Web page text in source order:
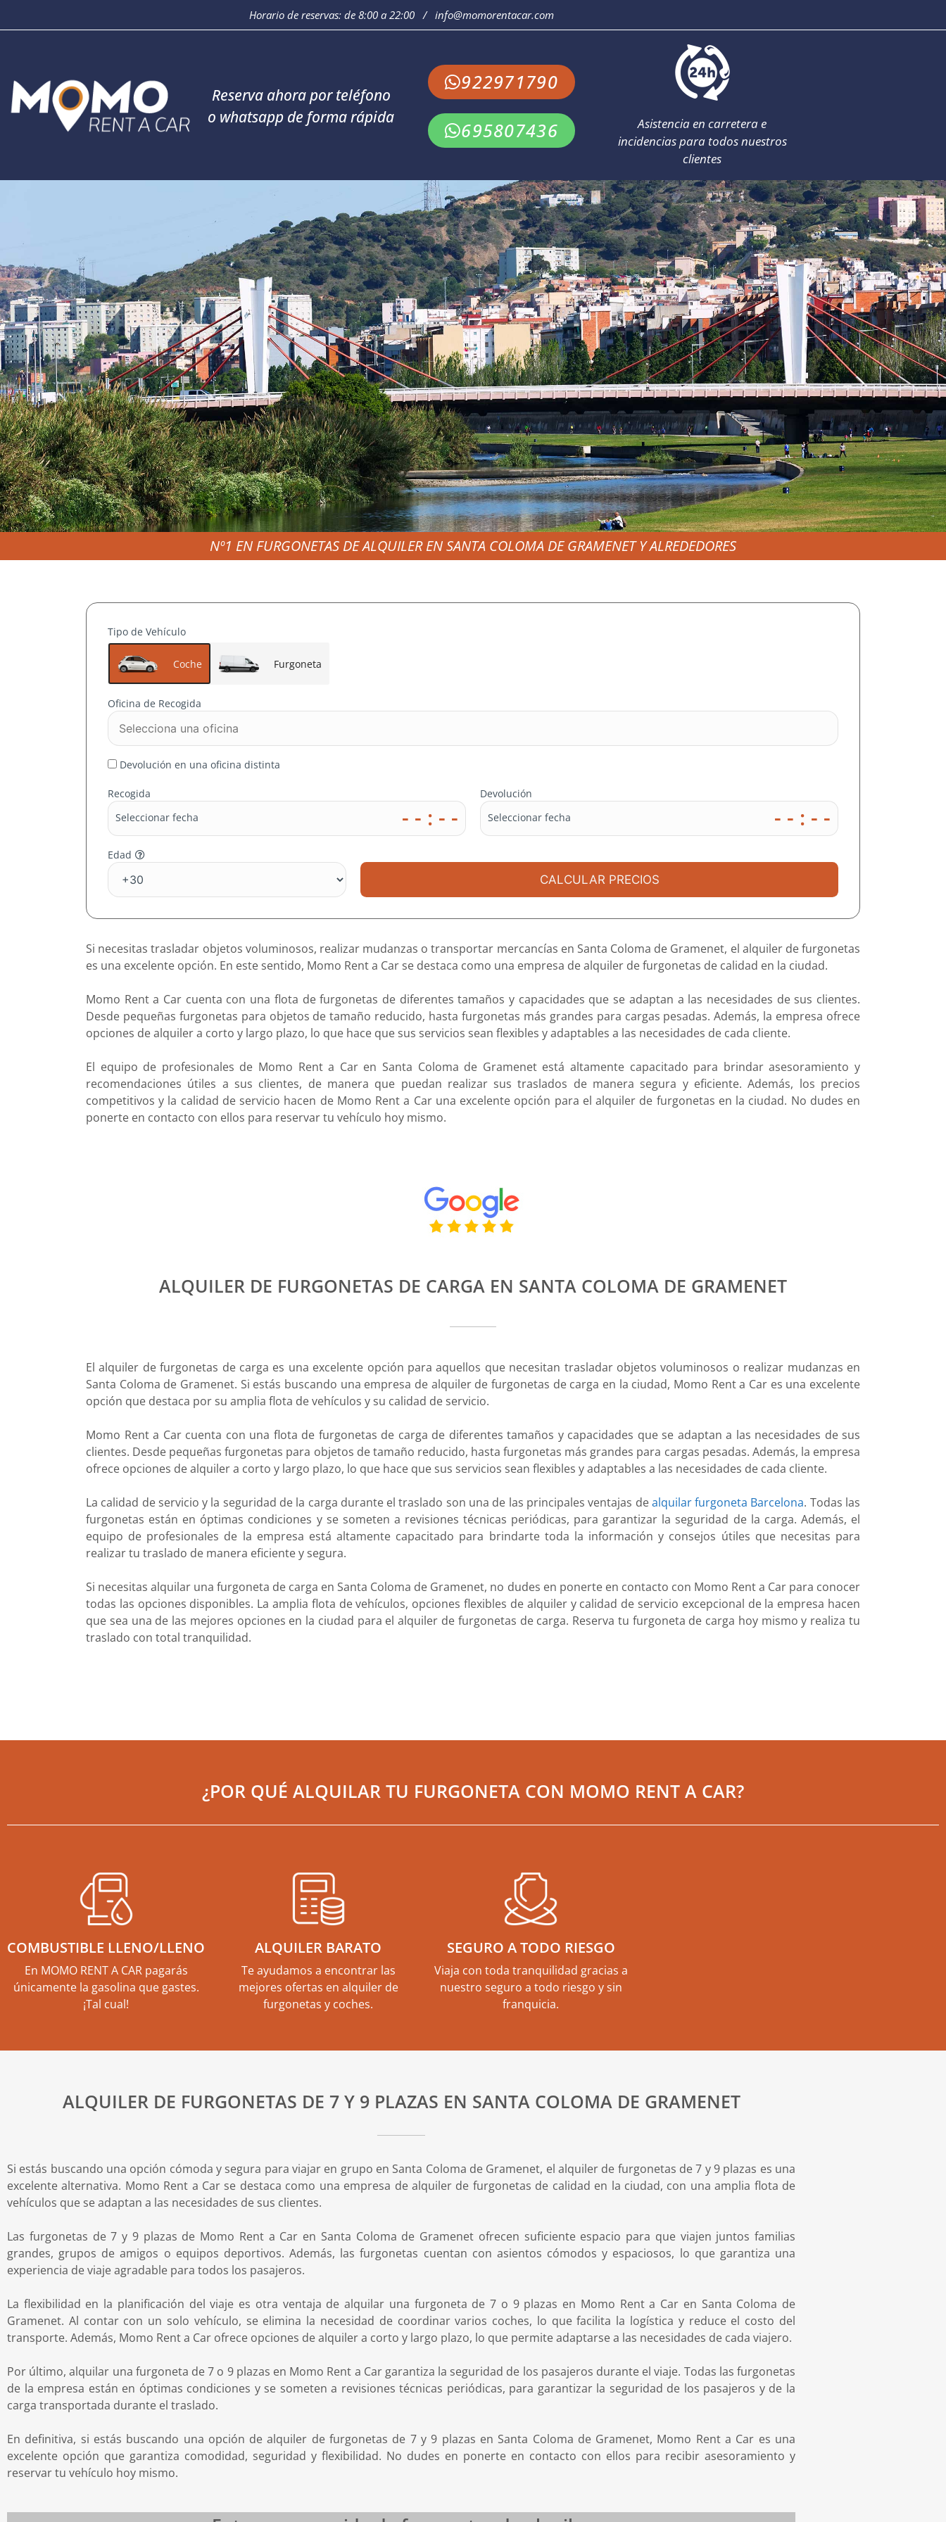
Horario de reservas: de 8:00 a 22:00 / info@momorentacar.com
Reserva ahora por teléfono
o whatsapp de forma rápida
922971790
695807436
Asistencia en carretera e
incidencias para todos nuestros
clientes
Atención al cliente: de 8:00 a 22:00 / info@momorentacar.com
Nº1 EN FURGONETAS DE ALQUILER EN SANTA COLOMA DE GRAMENET Y ALREDEDORES
Tipo de Vehículo
Coche Furgoneta
Oficina de Recogida
Devolución en una oficina distinta
Recogida
Seleccionar fecha
- - : - -
Devolución
Seleccionar fecha
- - : - -
Edad
CALCULAR PRECIOS
Si necesitas trasladar objetos voluminosos, realizar mudanzas o transportar mercancías en Santa Coloma de Gramenet, el alquiler de furgonetas
es una excelente opción. En este sentido, Momo Rent a Car se destaca como una empresa de alquiler de furgonetas de calidad en la ciudad.
Momo Rent a Car cuenta con una flota de furgonetas de diferentes tamaños y capacidades que se adaptan a las necesidades de sus clientes.
Desde pequeñas furgonetas para objetos de tamaño reducido, hasta furgonetas más grandes para cargas pesadas. Además, la empresa ofrece
opciones de alquiler a corto y largo plazo, lo que hace que sus servicios sean flexibles y adaptables a las necesidades de cada cliente.
El equipo de profesionales de Momo Rent a Car en Santa Coloma de Gramenet está altamente capacitado para brindar asesoramiento y
recomendaciones útiles a sus clientes, de manera que puedan realizar sus traslados de manera segura y eficiente. Además, los precios
competitivos y la calidad de servicio hacen de Momo Rent a Car una excelente opción para el alquiler de furgonetas en la ciudad. No dudes en
ponerte en contacto con ellos para reservar tu vehículo hoy mismo.
ALQUILER DE FURGONETAS DE CARGA EN SANTA COLOMA DE GRAMENET
El alquiler de furgonetas de carga es una excelente opción para aquellos que necesitan trasladar objetos voluminosos o realizar mudanzas en
Santa Coloma de Gramenet. Si estás buscando una empresa de alquiler de furgonetas de carga en la ciudad, Momo Rent a Car es una excelente
opción que destaca por su amplia flota de vehículos y su calidad de servicio.
Momo Rent a Car cuenta con una flota de furgonetas de carga de diferentes tamaños y capacidades que se adaptan a las necesidades de sus
clientes. Desde pequeñas furgonetas para objetos de tamaño reducido, hasta furgonetas más grandes para cargas pesadas. Además, la empresa
ofrece opciones de alquiler a corto y largo plazo, lo que hace que sus servicios sean flexibles y adaptables a las necesidades de cada cliente.
La calidad de servicio y la seguridad de la carga durante el traslado son una de las principales ventajas dealquilar furgoneta Barcelona. Todas las
furgonetas están en óptimas condiciones y se someten a revisiones técnicas periódicas, para garantizar la seguridad de la carga. Además, el
equipo de profesionales de la empresa está altamente capacitado para brindarte toda la información y consejos útiles que necesitas para
realizar tu traslado de manera eficiente y segura.
Si necesitas alquilar una furgoneta de carga en Santa Coloma de Gramenet, no dudes en ponerte en contacto con Momo Rent a Car para conocer
todas las opciones disponibles. La amplia flota de vehículos, opciones flexibles de alquiler y calidad de servicio excepcional de la empresa hacen
que sea una de las mejores opciones en la ciudad para el alquiler de furgonetas de carga. Reserva tu furgoneta de carga hoy mismo y realiza tu
traslado con total tranquilidad.
¿POR QUÉ ALQUILAR TU FURGONETA CON MOMO RENT A CAR?
COMBUSTIBLE LLENO/LLENO
En MOMO RENT A CAR pagarás
únicamente la gasolina que gastes.
¡Tal cual!
ALQUILER BARATO
Te ayudamos a encontrar las
mejores ofertas en alquiler de
furgonetas y coches.
SEGURO A TODO RIESGO
Viaja con toda tranquilidad gracias a
nuestro seguro a todo riesgo y sin
franquicia.
ALQUILER DE FURGONETAS DE 7 Y 9 PLAZAS EN SANTA COLOMA DE GRAMENET
Si estás buscando una opción cómoda y segura para viajar en grupo en Santa Coloma de Gramenet, el alquiler de furgonetas de 7 y 9 plazas es una
excelente alternativa. Momo Rent a Car se destaca como una empresa de alquiler de furgonetas de calidad en la ciudad, con una amplia flota de
vehículos que se adaptan a las necesidades de sus clientes.
Las furgonetas de 7 y 9 plazas de Momo Rent a Car en Santa Coloma de Gramenet ofrecen suficiente espacio para que viajen juntos familias
grandes, grupos de amigos o equipos deportivos. Además, las furgonetas cuentan con asientos cómodos y espaciosos, lo que garantiza una
experiencia de viaje agradable para todos los pasajeros.
La flexibilidad en la planificación del viaje es otra ventaja de alquilar una furgoneta de 7 o 9 plazas en Momo Rent a Car en Santa Coloma de
Gramenet. Al contar con un solo vehículo, se elimina la necesidad de coordinar varios coches, lo que facilita la logística y reduce el costo del
transporte. Además, Momo Rent a Car ofrece opciones de alquiler a corto y largo plazo, lo que permite adaptarse a las necesidades de cada viajero.
Por último, alquilar una furgoneta de 7 o 9 plazas en Momo Rent a Car garantiza la seguridad de los pasajeros durante el viaje. Todas las furgonetas
de la empresa están en óptimas condiciones y se someten a revisiones técnicas periódicas, para garantizar la seguridad de los pasajeros y de la
carga transportada durante el traslado.
En definitiva, si estás buscando una opción de alquiler de furgonetas de 7 y 9 plazas en Santa Coloma de Gramenet, Momo Rent a Car es una
excelente opción que garantiza comodidad, seguridad y flexibilidad. No dudes en ponerte en contacto con ellos para recibir asesoramiento y
reservar tu vehículo hoy mismo.